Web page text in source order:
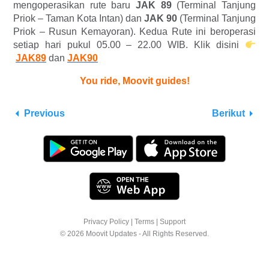
mengoperasikan rute baru JAK 89(Terminal Tanjung
Priok – Taman Kota Intan) dan JAK 90 (Terminal Tanjung
Priok – Rusun Kemayoran). Kedua Rute ini beroperasi
setiap hari pukul 05.00 – 22.00 WIB. Klik disini
JAK89 dan JAK90
You ride, Moovit guides!
Previous Berikut
Privacy Policy Terms
Support
© 2026 Moovit Updates - All Rights Reserved.